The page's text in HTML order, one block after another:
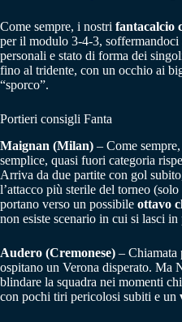
Come sempre, i nostri fantacalcio
per il modulo 3-4-3,
personali e stato di forma dei
fino al tridente, con un occhio ai
“sporco”.
Portieri consigli Fanta
Maignan (Milan) – Come
semplice, quasi fuori categoria
Arriva da due partite con gol
l’attacco più sterile del torneo
portano verso un possibile ottavo
non esiste scenario in cui si lasci in
Audero (Cremonese) – Chiamata
ospitano un Verona disperato. Ma
blindare la squadra nei momenti
con pochi tiri pericolosi subiti e un